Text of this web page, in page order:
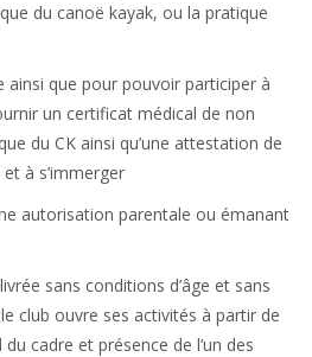
du canoë kayak, ou la pratique
ainsi que pour pouvoir participer à
un certificat médical de non
du CK ainsi qu’une attestation de
à s’immerger
autorisation parentale ou émanant
sans conditions d’âge et sans
club ouvre ses activités à partir de
cadre et présence de l’un des